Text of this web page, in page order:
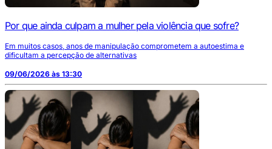
Por que ainda culpam a mulher pela violência que sofre?
Em muitos casos, anos de manipulação comprometem a autoestima e
dificultam a percepção de alternativas
09/06/2026 às 13:30